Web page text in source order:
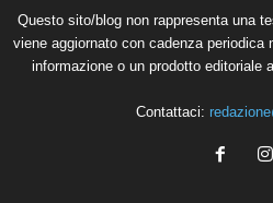
Questo sito/blog non rappresenta una
viene aggiornato con cadenza periodica
informazione o un prodotto editoriale
Contattaci: